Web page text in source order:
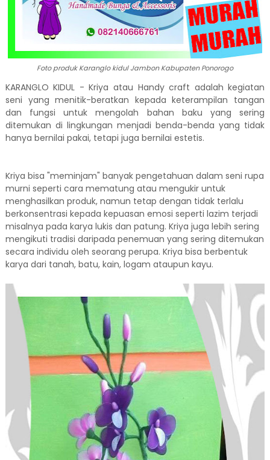
Foto produk Karanglo kidul Jambon Kabupaten Ponorogo
KARANGLO KIDUL - Kriya atau Handy craft adalah kegiatan
seni yang menitik-beratkan kepada keterampilan tangan
dan fungsi untuk mengolah bahan baku yang sering
ditemukan di lingkungan menjadi benda-benda yang tidak
hanya bernilai pakai, tetapi juga bernilai estetis.
Kriya bisa "meminjam" banyak pengetahuan dalam seni rupa
murni seperti cara mematung atau mengukir untuk
menghasilkan produk, namun tetap dengan tidak terlalu
berkonsentrasi kepada kepuasan emosi seperti lazim terjadi
misalnya pada karya lukis dan patung. Kriya juga lebih sering
mengikuti tradisi daripada penemuan yang sering ditemukan
secara individu oleh seorang perupa. Kriya bisa berbentuk
karya dari tanah, batu, kain, logam ataupun kayu.